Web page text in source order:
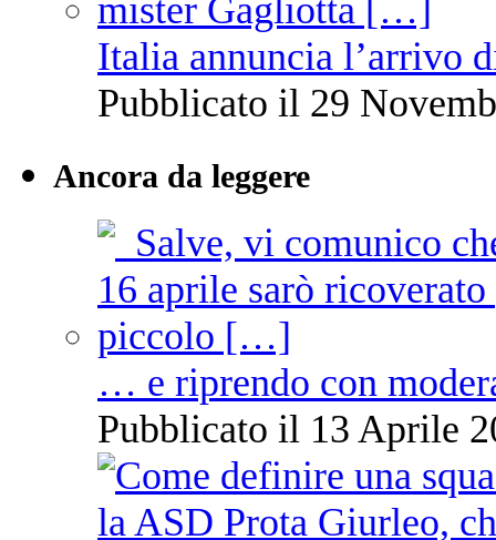
Italia annuncia l’arrivo
Pubblicato il 29
Ancora da leggere
… e riprendo con
Pubblicato il 13 Aprile